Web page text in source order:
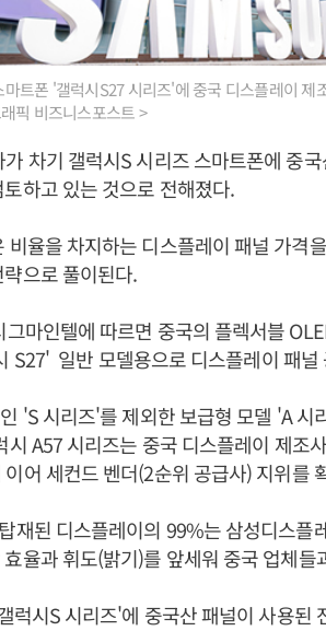
트폰 '갤럭시S27 시리즈'에 중국 디스플레이 제
픽 비즈니스포스트 >
차기 갤럭시S 시리즈 스마트폰에 중
하고 있는 것으로 전해졌다.
비율을 차지하는 디스플레이 패널 가격
으로 풀이된다.
마인텔에 따르면 중국의 플렉서블
S27' 일반 모델용으로 디스플레이 패널
'S 시리즈'를 제외한 보급형 모델 'A 시
A57 시리즈는 중국 디스플레이 제조
어 세컨드 벤더(2순위 공급사) 지위를
재된 디스플레이의 99%는 삼성디스플
율과 휘도(밝기)를 앞세워 중국 업체들
럭시S 시리즈'에 중국산 패널이 사용된